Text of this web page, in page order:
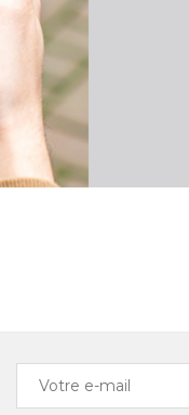
Votre